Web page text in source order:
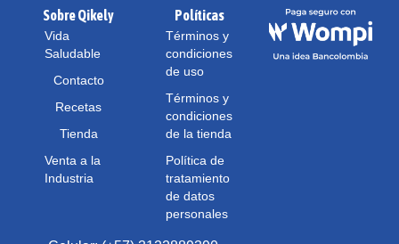
Sobre Qikely
Vida
Saludable
Contacto
Recetas
Tienda
Venta a la
Industria
Políticas
Términos y
condiciones
de uso
Términos y
condiciones
de la tienda
Política de
tratamiento
de datos
personales